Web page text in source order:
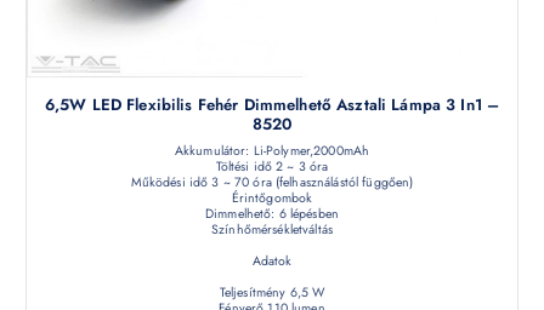
6,5W LED Flexibilis Fehér Dimmelhető Asztali Lámpa 3 In1 –
8520
Akkumulátor: Li-Polymer,2000mAh
Töltési idő 2 ~ 3 óra
Működési idő 3 ~ 70 óra (felhasználástól függően)
Érintőgombok
Dimmelhető: 6 lépésben
Színhőmérsékletváltás
Adatok
Teljesítmény 6,5 W